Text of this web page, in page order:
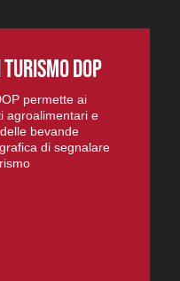
DOP
permette ai
agroalimentari e
bevande
di segnalare